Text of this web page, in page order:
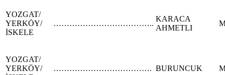
YOZGAT/
YERKÖY/
İSKELE
………………………………..
KARACA
AHMETLI
YOZGAT/
YERKÖY/
………………………………. BURUNCUK